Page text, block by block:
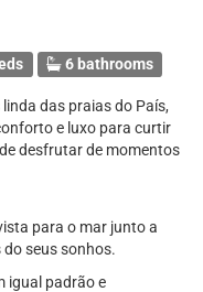
6 bathrooms
das praias do País,
e luxo para curtir
desfrutar de momentos
para o mar junto a
do seus sonhos.
igual padrão e